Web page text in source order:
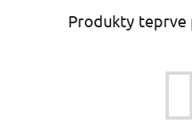
Produkty teprve